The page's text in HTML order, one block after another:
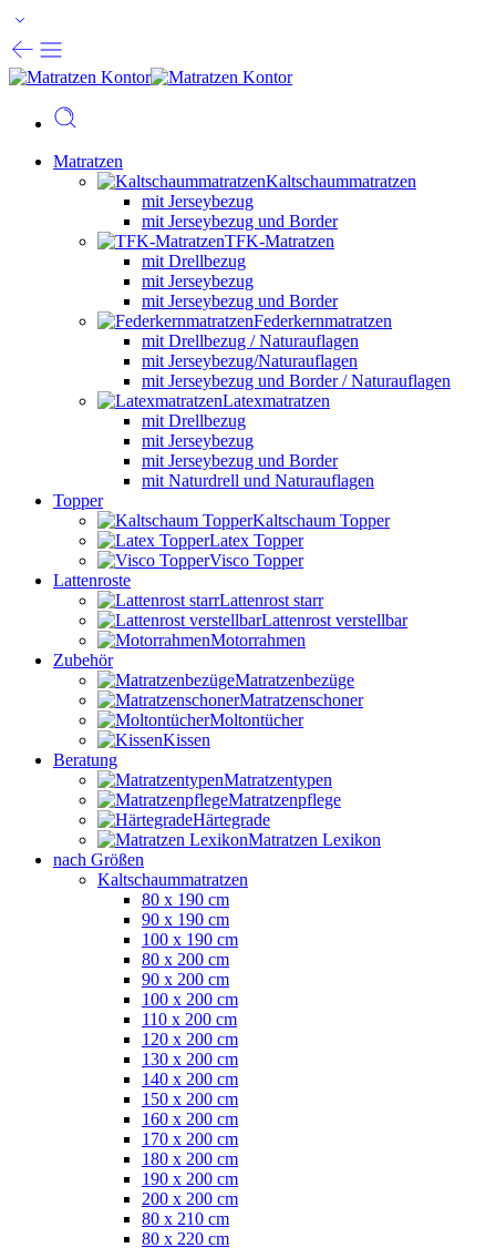
Matratzen
Kaltschaummatratzen
mit Jerseybezug
mit Jerseybezug und Border
TFK-Matratzen
mit Drellbezug
mit Jerseybezug
mit Jerseybezug und Border
Federkernmatratzen
mit Drellbezug / Naturauflagen
mit Jerseybezug/Naturauflagen
mit Jerseybezug und Border / Naturauflagen
Latexmatratzen
mit Drellbezug
mit Jerseybezug
mit Jerseybezug und Border
mit Naturdrell und Naturauflagen
Topper
Kaltschaum Topper
Latex Topper
Visco Topper
Lattenroste
Lattenrost starr
Lattenrost verstellbar
Motorrahmen
Zubehör
Matratzenbezüge
Matratzenschoner
Moltontücher
Kissen
Beratung
Matratzentypen
Matratzenpflege
Härtegrade
Matratzen Lexikon
nach Größen
Kaltschaummatratzen
80 x 190 cm
90 x 190 cm
100 x 190 cm
80 x 200 cm
90 x 200 cm
100 x 200 cm
110 x 200 cm
120 x 200 cm
130 x 200 cm
140 x 200 cm
150 x 200 cm
160 x 200 cm
170 x 200 cm
180 x 200 cm
190 x 200 cm
200 x 200 cm
80 x 210 cm
80 x 220 cm